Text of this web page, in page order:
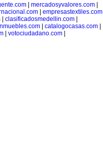
mercadosyvalores.com
| empresastextiles.com|
clasificadosmedellin.com
catalogocasas.com
votociudadano.com